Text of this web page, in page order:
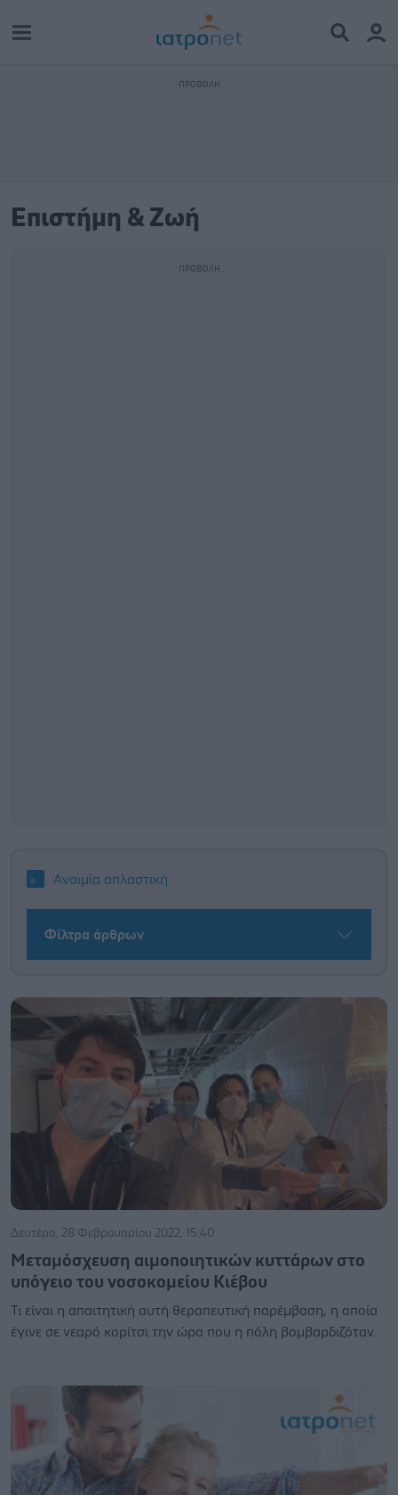
Επιστήμη & Ζωή
Αναιμία απλαστική
Φίλτρα άρθρων
Δευτέρα, 28 Φεβρουαρίου 2022, 15:40
Μεταμόσχευση αιμοποιητικών κυττάρων στο
υπόγειο του νοσοκομείου Κιέβου
Τι είναι η απαιτητική αυτή θεραπευτική παρέμβαση, η οποία
έγινε σε νεαρό κορίτσι την ώρα που η πόλη βομβαρδιζόταν.